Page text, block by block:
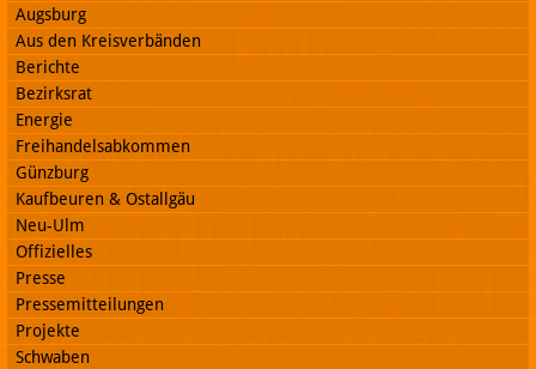
Augsburg
Aus den Kreisverbänden
Berichte
Bezirksrat
Energie
Freihandelsabkommen
Günzburg
Kaufbeuren & Ostallgäu
Neu-Ulm
Offizielles
Presse
Pressemitteilungen
Projekte
Schwaben